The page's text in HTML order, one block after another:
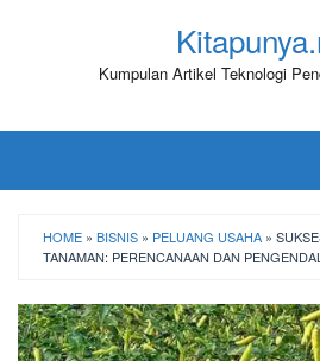
Kumpulan Artikel Teknologi
HOME » BISNIS » PELUANG USAHA »
TANAMAN: PERENCANAAN DAN